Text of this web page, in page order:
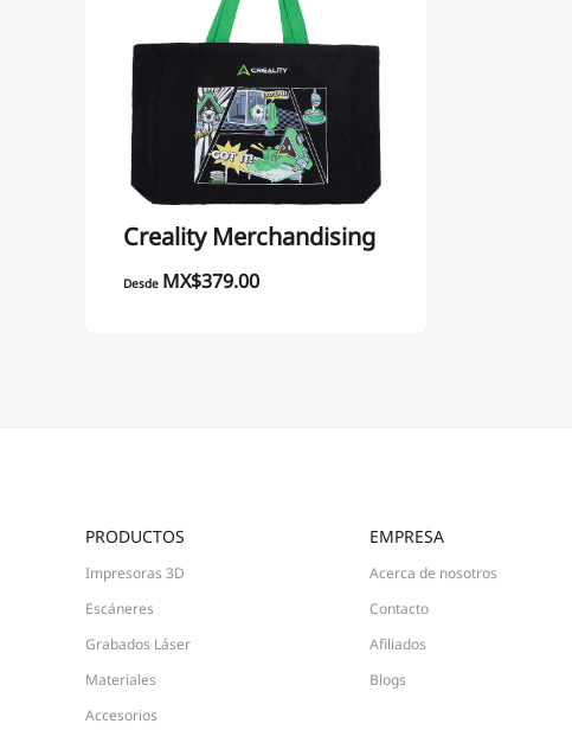
Creality Merchandising
Desde MX$379.00
PRODUCTOS
Impresoras 3D
Escáneres
Grabados Láser
Materiales
Accesorios
EMPRESA
Acerca de nosotros
Contacto
Afiliados
Blogs